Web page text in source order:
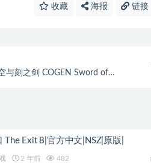
收藏 海报 链接
与刻之剑 COGEN Sword of
The Exit 8|官方中文|NSZ|原版|
2 年前 482